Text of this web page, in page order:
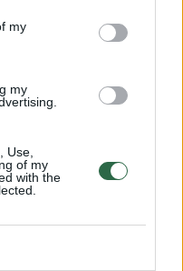
my
my
Use,
of my
with the
įsitvirtinti